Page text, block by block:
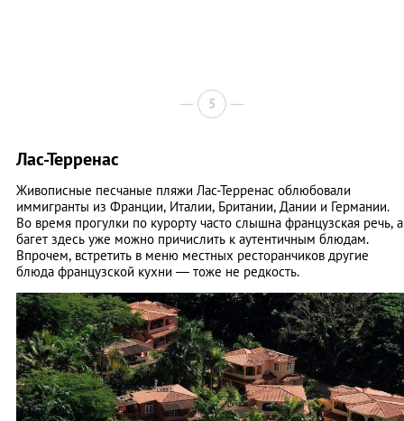
5
Лас-Терренас
Живописные песчаные пляжи Лас-Терренас облюбовали
иммигранты из Франции, Италии, Британии, Дании и Германии.
Во время прогулки по курорту часто слышна французская речь, а
багет здесь уже можно причислить к аутентичным блюдам.
Впрочем, встретить в меню местных ресторанчиков другие
блюда французской кухни — тоже не редкость.